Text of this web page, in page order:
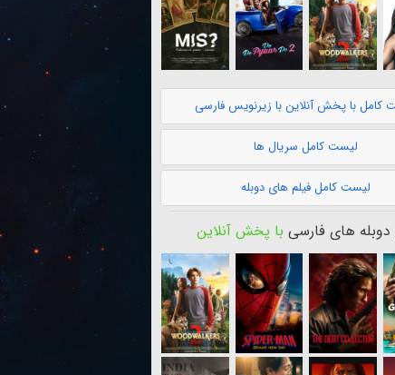
کامل با پخش آنلاین با زیرنویس فارسی
لیست کامل سریال ها
لیست کامل فیلم های دوبله
های فارسی با پخش آنلاین